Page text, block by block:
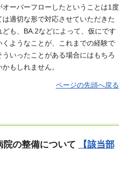
ーバーフローしたということは1度
適切な形で対応させていただきた
も、BA.2などによって、仮にです
ようなことが、これまでの経験で
いったことがある場合にはもちろ
もしれません。
ページの先頭へ戻る
院の整備について
【該当部